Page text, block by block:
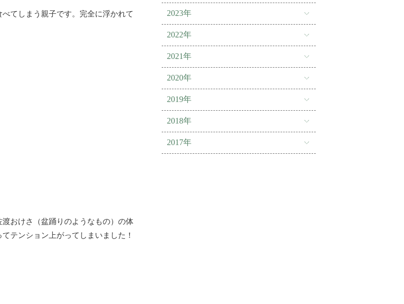
てしまう親子です。完全に浮かれて
おけさ（盆踊りのようなもの）の体
テンション上がってしまいました！
2023年
2022年
2021年
2020年
2019年
2018年
2017年